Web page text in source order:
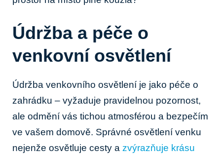
Údržba⁢ a péče o
‍venkovní osvětlení
Údržba venkovního osvětlení je‌ jako péče o ​
zahrádku – vyžaduje pravidelnou⁣ pozornost,
ale​ odmění vás tichou atmosférou a bezpečím
ve vašem⁤ domově. Správné osvětlení venku
nejenže osvětluje cesty a zvýrazňuje krásu